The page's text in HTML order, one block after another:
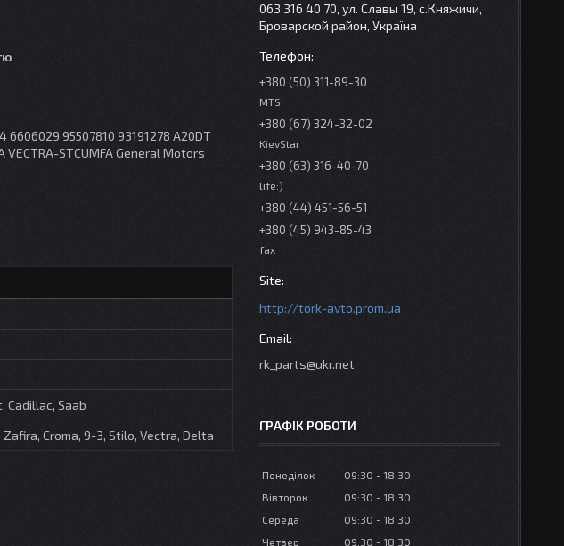
95507810 93191278 A20DT
VECTRA-STCUMFA General Motors
Cadillac, Saab
Zafira, Croma, 9-3, Stilo, Vectra, Delta
063 316 40 70, ул. Славы 19, с.Княжичи,
Броварской район, Україна
+380 (50) 311-89-30
MTS
+380 (67) 324-32-02
KievStar
+380 (63) 316-40-70
life:)
+380 (44) 451-56-51
+380 (45) 943-85-43
fax
http://tork-avto.prom.ua
rk_parts@ukr.net
ГРАФІК РОБОТИ
Понеділок 09:30
18:30
Вівторок
09:30
18:30
Середа
09:30
18:30
Четвер
09:30 18:30